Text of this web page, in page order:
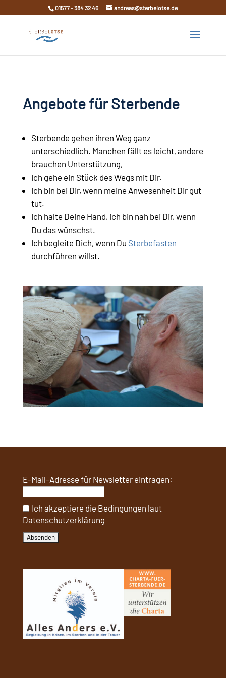
01577 - 384 32 46 andreas@sterbelotse.de
Angebote für Sterbende
Sterbende gehen ihren Weg ganz
unterschiedlich. Manchen fällt es leicht, andere
brauchen Unterstützung,
Ich gehe ein Stück des Wegs mit Dir.
Ich bin bei Dir, wenn meine Anwesenheit Dir gut
tut.
Ich halte Deine Hand, ich bin nah bei Dir, wenn
Du das wünschst.
Ich begleite Dich, wenn Du Sterbefasten
durchführen willst.
E-Mail-Adresse für Newsletter eintragen:
Ich akzeptiere die Bedingungen laut
Datenschutzerklärung